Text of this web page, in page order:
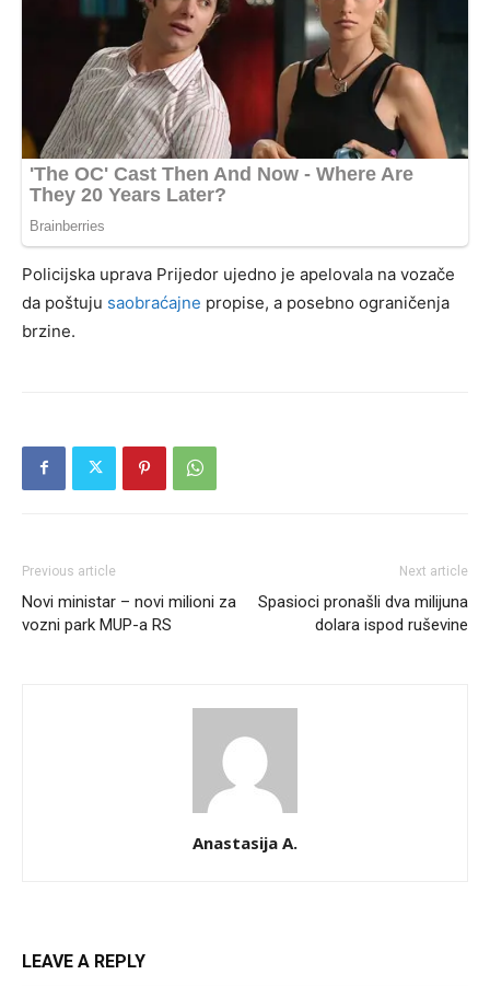
Policijska uprava Prijedor ujedno je apelovala na vozače
da poštuju saobraćajne propise, a posebno ograničenja
brzine.
Previous article
Novi ministar – novi milioni za
vozni park MUP-a RS
Next article
Spasioci pronašli dva milijuna
dolara ispod ruševine
Anastasija A.
LEAVE A REPLY